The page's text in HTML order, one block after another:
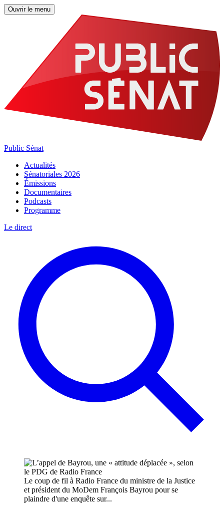
Ouvrir le menu
Public Sénat
Actualités
Sénatoriales 2026
Émissions
Documentaires
Podcasts
Programme
Le direct
Le coup de fil à Radio France du ministre de la Justice
et président du MoDem François Bayrou pour se
plaindre d'une enquête sur...